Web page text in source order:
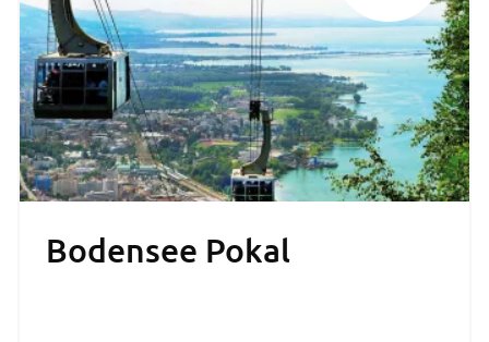
Bodensee Pokal